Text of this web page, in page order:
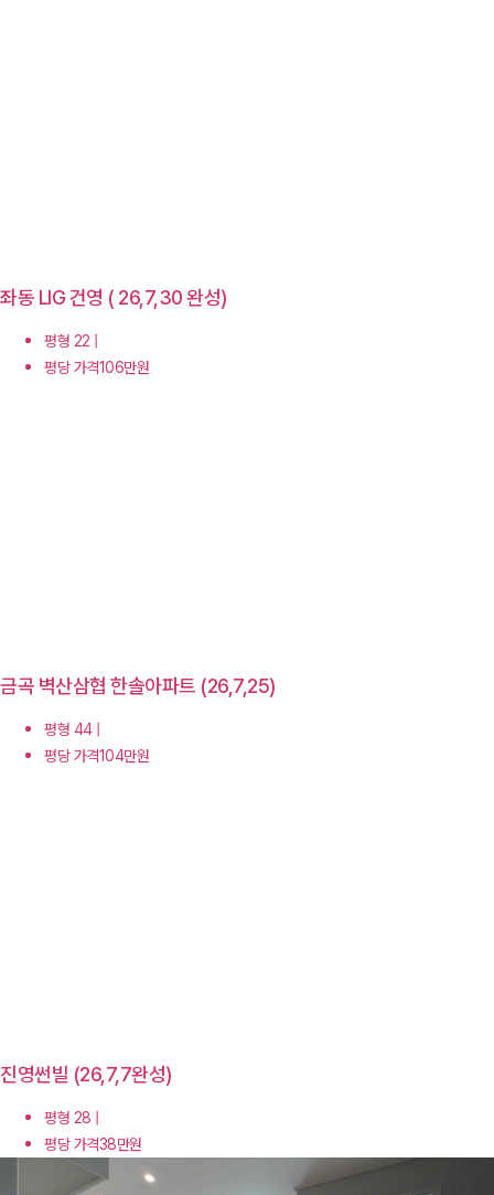
좌동 LIG 건영 ( 26,7,30 완성)
평형 22 |
평당 가격106만원
금곡 벽산삼협 한솔아파트 (26,7,25)
평형 44 |
평당 가격104만원
진영썬빌 (26,7,7완성)
평형 28 |
평당 가격38만원